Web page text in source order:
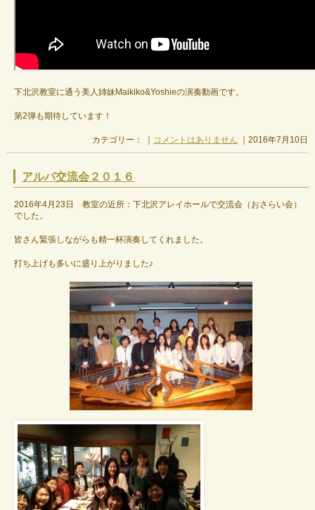
下北沢教室に通う美人姉妹Maikiko&Yoshieの演奏動画です。
第2弾も期待しています！
カテゴリー： ｜ コメントはありません ｜2016年7月10日
アルパ交流会２０１６
2016年4月23日 教室の近所：下北沢アレイホールで交流会（おさらい会）
でした。
皆さん緊張しながらも精一杯演奏してくれました。
打ち上げも多いに盛り上がりました♪